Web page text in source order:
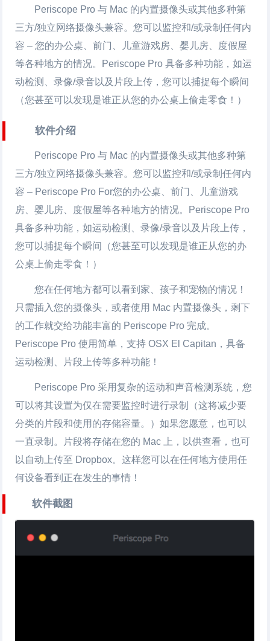
Periscope Pro 与 Mac 的内置摄像头或其他多种第
三方/独立网络摄像头兼容。您可以监控和/或录制任何内
容 – 您的办公桌、前门、儿童游戏房、婴儿房、度假屋
等各种地方的情况。Periscope Pro 具备多种功能，如运
动检测、录像/录音以及片段上传，您可以捕捉每个瞬间
（您甚至可以发现是谁正从您的办公桌上偷走零食！）
软件介绍
Periscope Pro 与 Mac 的内置摄像头或其他多种第
三方/独立网络摄像头兼容。您可以监控和/或录制任何内
容 – Periscope Pro For您的办公桌、前门、儿童游戏
房、婴儿房、度假屋等各种地方的情况。Periscope Pro
具备多种功能，如运动检测、录像/录音以及片段上传，
您可以捕捉每个瞬间（您甚至可以发现是谁正从您的办
公桌上偷走零食！）
您在任何地方都可以看到家、孩子和宠物的情况！
只需插入您的摄像头，或者使用 Mac 内置摄像头，剩下
的工作就交给功能丰富的 Periscope Pro 完成。
Periscope Pro 使用简单，支持 OSX El Capitan，具备
运动检测、片段上传等多种功能！
Periscope Pro 采用复杂的运动和声音检测系统，您
可以将其设置为仅在需要监控时进行录制（这将减少要
分类的片段和使用的存储容量。）如果您愿意，也可以
一直录制。片段将存储在您的 Mac 上，以供查看，也可
以自动上传至 Dropbox。这样您可以在任何地方使用任
何设备看到正在发生的事情！
软件截图